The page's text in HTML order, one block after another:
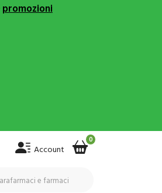
promozioni
Account
0